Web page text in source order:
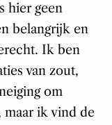
hier geen
belangrijk en
Ik ben
van zout,
om
maar ik vind de